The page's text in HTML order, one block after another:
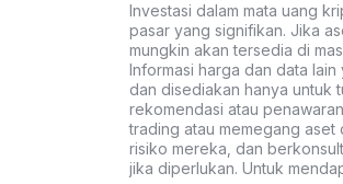
Investasi dalam mata uang
pasar yang signifikan. Jika
mungkin akan tersedia di
Informasi harga dan data
dan disediakan hanya untuk
rekomendasi atau
trading atau memegang aset
risiko mereka, dan
jika diperlukan. Untuk